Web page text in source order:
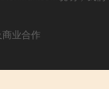
业合作